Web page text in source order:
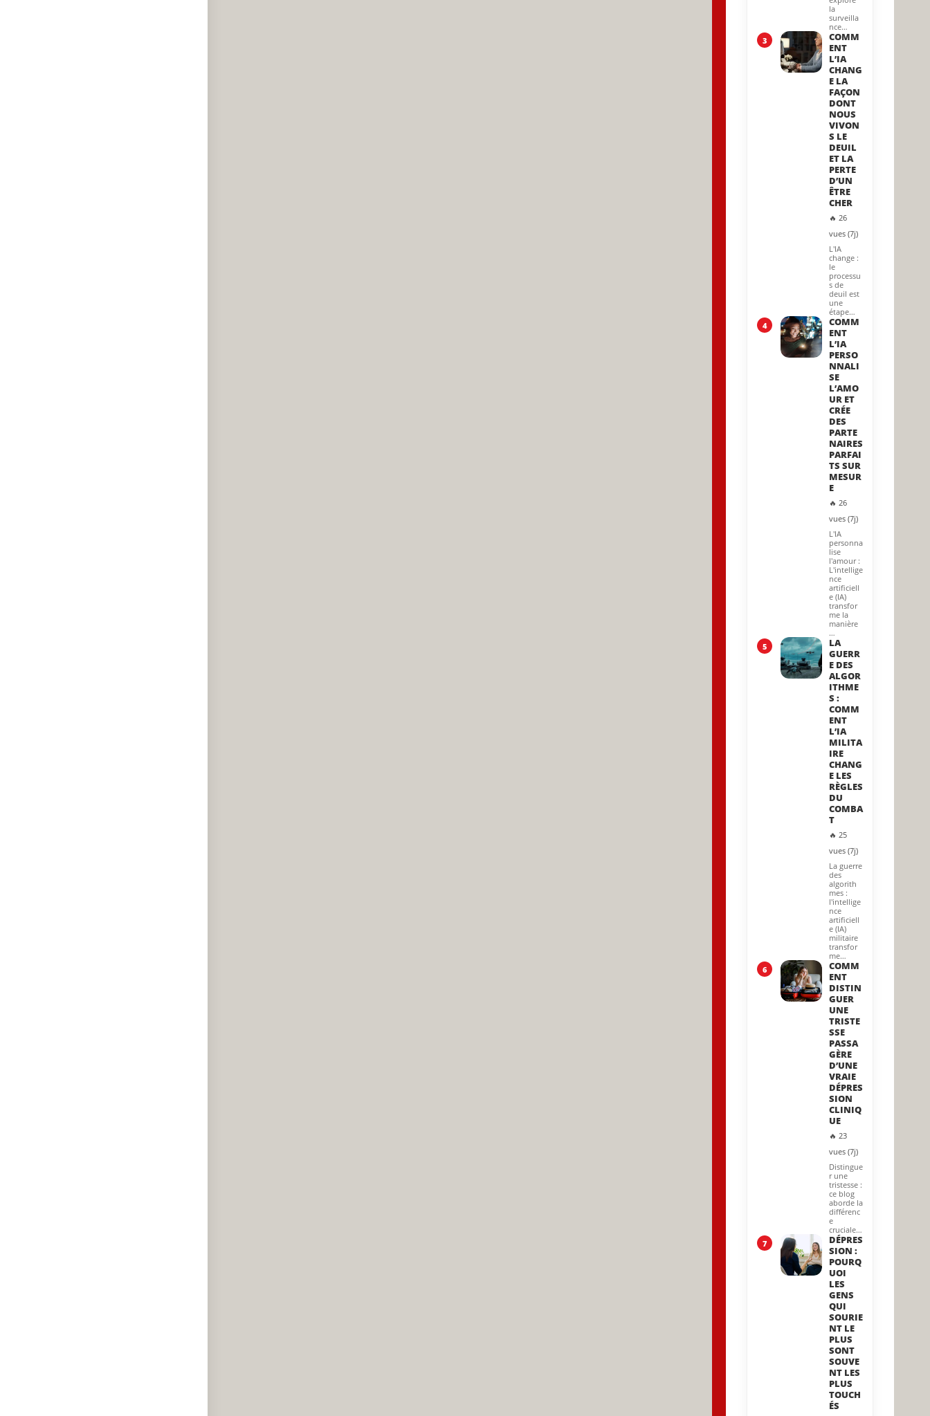
la
surveilla
nce…
3
COMM
ENT
L’IA
CHANG
E LA
FAÇON
DONT
NOUS
VIVON
S LE
DEUIL
ET LA
PERTE
D’UN
ÊTRE
CHER
🔥 26
vues (7j)
L'IA
change :
le
processu
s de
deuil est
une
étape…
4
COMM
ENT
L’IA
PERSO
NNALI
SE
L’AMO
UR ET
CRÉE
DES
PARTE
NAIRES
PARFAI
TS SUR
MESUR
E
🔥 26
vues (7j)
L'IA
personna
lise
l'amour :
L'intellige
nce
artificiell
e (IA)
transfor
me la
manière
…
5
LA
GUERR
E DES
ALGOR
ITHME
S :
COMM
ENT
L’IA
MILITA
IRE
CHANG
E LES
RÈGLES
DU
COMBA
T
🔥 25
vues (7j)
La guerre
des
algorith
mes :
l'intellige
nce
artificiell
e (IA)
militaire
transfor
me…
6
COMM
ENT
DISTIN
GUER
UNE
TRISTE
SSE
PASSA
GÈRE
D’UNE
VRAIE
DÉPRES
SION
CLINIQ
UE
🔥 23
vues (7j)
Distingue
r une
tristesse :
ce blog
aborde la
différenc
e
cruciale…
7
DÉPRES
SION :
POURQ
UOI
LES
GENS
QUI
SOURIE
NT LE
PLUS
SONT
SOUVE
NT LES
PLUS
TOUCH
ÉS